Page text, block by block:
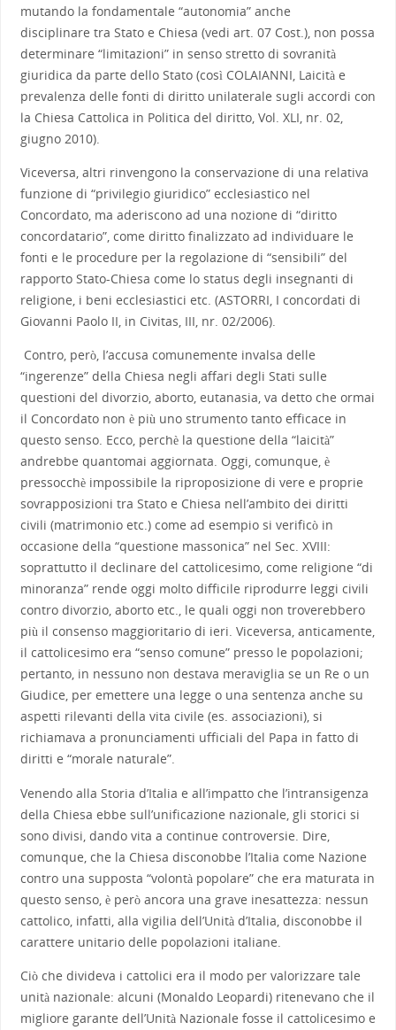
mutando la fondamentale “autonomia” anche
disciplinare tra Stato e Chiesa (vedi art. 07 Cost.), non possa
determinare “limitazioni” in senso stretto di sovranità
giuridica da parte dello Stato (così COLAIANNI, Laicità e
prevalenza delle fonti di diritto unilaterale sugli accordi con
la Chiesa Cattolica in Politica del diritto, Vol. XLI, nr. 02,
giugno 2010).
Viceversa, altri rinvengono la conservazione di una relativa
funzione di “privilegio giuridico” ecclesiastico nel
Concordato, ma aderiscono ad una nozione di “diritto
concordatario”, come diritto finalizzato ad individuare le
fonti e le procedure per la regolazione di “sensibili” del
rapporto Stato-Chiesa come lo status degli insegnanti di
religione, i beni ecclesiastici etc. (ASTORRI, I concordati di
Giovanni Paolo II, in Civitas, III, nr. 02/2006).
Contro, però, l’accusa comunemente invalsa delle
“ingerenze” della Chiesa negli affari degli Stati sulle
questioni del divorzio, aborto, eutanasia, va detto che ormai
il Concordato non è più uno strumento tanto efficace in
questo senso. Ecco, perchè la questione della “laicità”
andrebbe quantomai aggiornata. Oggi, comunque, è
pressocchè impossibile la riproposizione di vere e proprie
sovrapposizioni tra Stato e Chiesa nell’ambito dei diritti
civili (matrimonio etc.) come ad esempio si verificò in
occasione della “questione massonica” nel Sec. XVIII:
soprattutto il declinare del cattolicesimo, come religione “di
minoranza” rende oggi molto difficile riprodurre leggi civili
contro divorzio, aborto etc., le quali oggi non troverebbero
più il consenso maggioritario di ieri. Viceversa, anticamente,
il cattolicesimo era “senso comune” presso le popolazioni;
pertanto, in nessuno non destava meraviglia se un Re o un
Giudice, per emettere una legge o una sentenza anche su
aspetti rilevanti della vita civile (es. associazioni), si
richiamava a pronunciamenti ufficiali del Papa in fatto di
diritti e “morale naturale”.
Venendo alla Storia d’Italia e all’impatto che l’intransigenza
della Chiesa ebbe sull’unificazione nazionale, gli storici si
sono divisi, dando vita a continue controversie. Dire,
comunque, che la Chiesa disconobbe l’Italia come Nazione
contro una supposta “volontà popolare” che era maturata in
questo senso, è però ancora una grave inesattezza: nessun
cattolico, infatti, alla vigilia dell’Unità d’Italia, disconobbe il
carattere unitario delle popolazioni italiane.
Ciò che divideva i cattolici era il modo per valorizzare tale
unità nazionale: alcuni (Monaldo Leopardi) ritenevano che il
migliore garante dell’Unità Nazionale fosse il cattolicesimo e